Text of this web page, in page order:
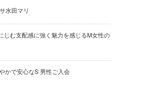
水田マリ
む支配感に強く魅力を感じるM女性の
かで安心なS 男性ご入会